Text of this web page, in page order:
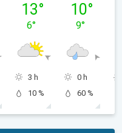
13°
6°
3 h
10 %
10°
9°
0 h
60 %